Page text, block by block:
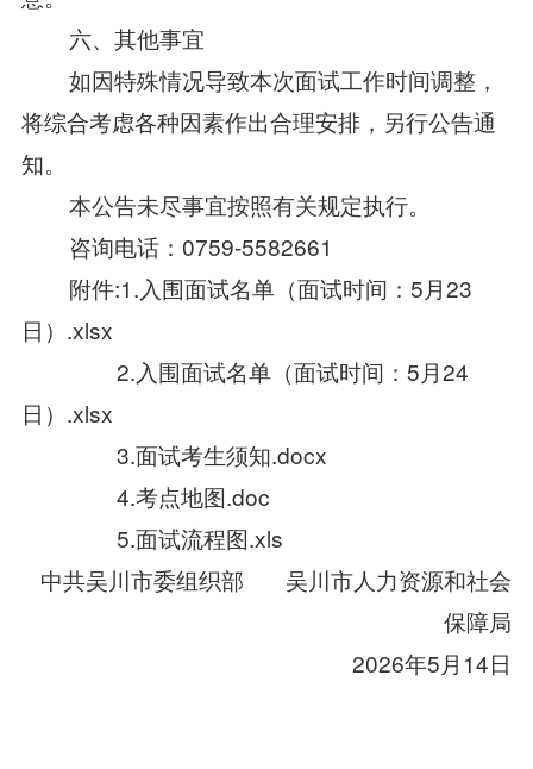
六、其他事宜
如因特殊情况导致本次面试工作时间调整，
将综合考虑各种因素作出合理安排，另行公告通
知。
本公告未尽事宜按照有关规定执行。
咨询电话：0759-5582661
附件:1.入围面试名单（面试时间：5月23
日）.xlsx
2.入围面试名单（面试时间：5月24
日）.xlsx
3.面试考生须知.docx
4.考点地图.doc
5.面试流程图.xls
中共吴川市委组织部 吴川市人力资源和社会
保障局
2026年5月14日